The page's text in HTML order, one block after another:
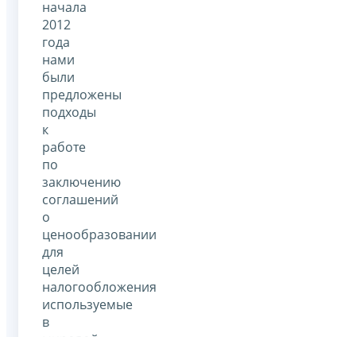
начала
2012
года
нами
были
предложены
подходы
к
работе
по
заключению
соглашений
о
ценообразовании
для
целей
налогообложения
используемые
в